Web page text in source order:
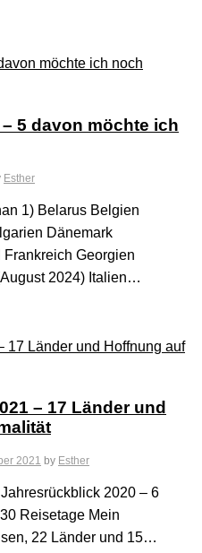
5 davon möchte ich
Esther
1) Belarus Belgien
Dänemark
Georgien
2024) Italien…
– 17 Länder und
2021 by Esther
2020 – 6
Reisetage Mein
22 Länder und 15…